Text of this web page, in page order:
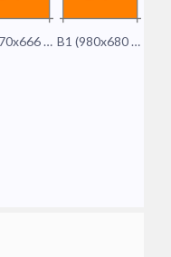
B1 (970x666 mm) B1 (980x680 mm)